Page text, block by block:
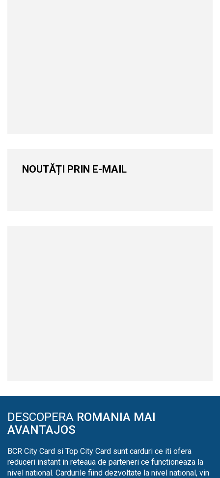
NOUTĂȚI PRIN E-MAIL
DESCOPERA ROMANIA MAI
AVANTAJOS
BCR City Card si Top City Card sunt carduri ce iti ofera
reduceri instant in reteaua de parteneri ce functioneaza la
nivel national. Cardurile fiind dezvoltate la nivel national, vin